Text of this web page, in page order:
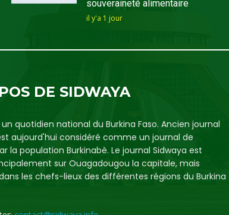
souveraineté alimentaire
il y'a 1 jour
DE SIDWAYA
quotidien national du Burkina Faso. Ancien journal
aujourd'hui considéré comme un journal de
la population Burkinabè. Le journal Sidwaya est
sur Ouagadougou la capitale, mais
les chefs-lieux des différentes régions du Burkina